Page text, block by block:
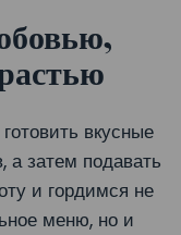
вкусные
а затем подавать
и гордимся не
меню, но и